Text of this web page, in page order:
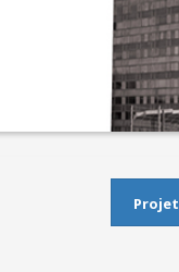
Projet